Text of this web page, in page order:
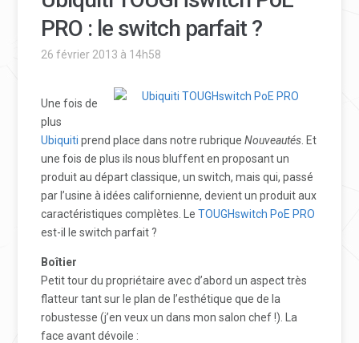
PRO : le switch parfait ?
26 février 2013 à 14h58
Une fois de
plus
Ubiquiti prend place dans notre rubriqueNouveautés . Et
une fois de plus ils nous bluffent en proposant un
produit au départ classique, un switch, mais qui, passé
par l’usine à idées californienne, devient un produit aux
caractéristiques complètes. LeTOUGHswitch PoE PRO
est-il le switch parfait ?
Boîtier
Petit tour du propriétaire avec d’abord un aspect très
flatteur tant sur le plan de l’esthétique que de la
robustesse (j’en veux un dans mon salon chef !). La
face avant dévoile :